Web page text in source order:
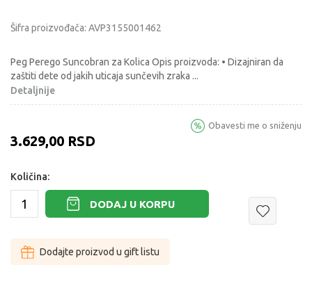
Šifra proizvođača: AVP3155001462
Peg Perego Suncobran za Kolica Opis proizvoda: • Dizajniran da
zaštiti dete od jakih uticaja sunčevih zraka ...
Detaljnije
3.629,00 RSD
Obavesti me o sniženju
Količina:
DODAJ U KORPU
Dodajte proizvod u gift listu